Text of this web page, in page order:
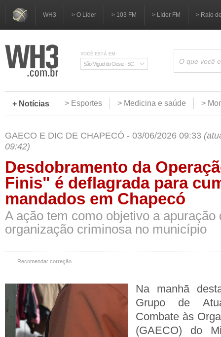
WH3 > O Líder > 103 FM > Líder FM > Raio
VOCÊ ESTÁ EM:
São Miguel do Oeste - SC
+ Notícias > Esportes > Medicina e saúde >
GAECO E DIC DE CHAPECÓ - 03/06/2026 09:33
09:42)
Desdobramento da
Finis" é deflagrada para
mandados em Chapecó
A ação tem como objetivo a apuração
organização criminosa no município
Recomendar correção
Na manhã
Grupo de
Combate às
(GAECO) do